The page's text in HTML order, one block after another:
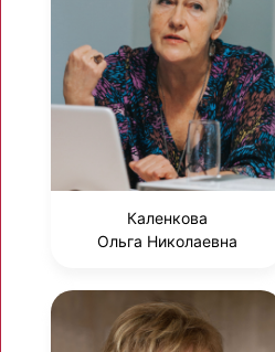
Каленкова
Ольга Николаевна